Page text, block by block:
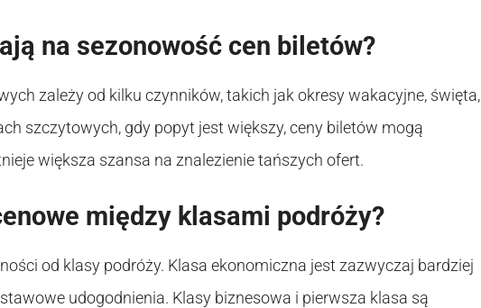
na sezonowość cen biletów?
zależy od kilku czynników, takich jak okresy wakacyjne, święta,
szczytowych, gdy popyt jest większy, ceny biletów mogą
większa szansa na znalezienie tańszych ofert.
między klasami podróży?
od klasy podróży. Klasa ekonomiczna jest zazwyczaj bardziej
udogodnienia. Klasy biznesowa i pierwsza klasa są